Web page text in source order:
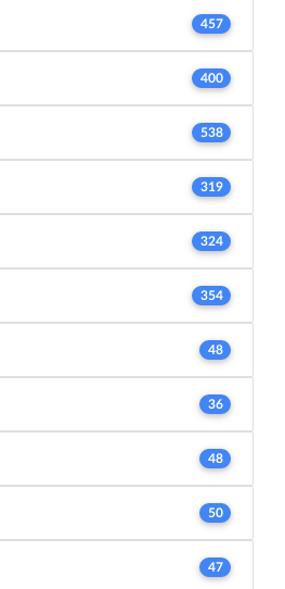
457
400
538
319
324
354
48
36
48
50
47